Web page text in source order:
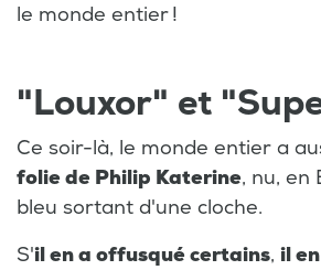
le monde entier !
"Louxor" et
Ce soir-là, le monde entier a
folie de Philip Katerine, nu, en
bleu sortant d'une cloche.
S'il en a offusqué certains, il